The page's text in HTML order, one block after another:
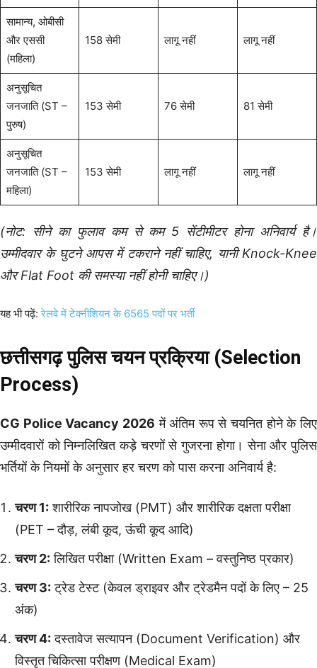
सामान्य, ओबीसी
और एससी
(महिला)
158 सेमी लागू नहीं लागू नहीं
अनुसूचित
जनजाति (ST –
पुरुष)
153 सेमी 76 सेमी 81 सेमी
अनुसूचित
जनजाति (ST –
महिला)
153 सेमी लागू नहीं लागू नहीं
(नोट: सीने का फुलाव कम से कम 5 सेंटीमीटर होना अनिवार्य है।
उम्मीदवार के घुटने आपस में टकराने नहीं चाहिए, यानी Knock-Knee
और Flat Foot की समस्या नहीं होनी चाहिए।)
यह भी पढ़ें: रेलवे में टेक्नीशियन के 6565 पदों पर भर्ती
छत्तीसगढ़ पुलिस चयन प्रक्रिया (Selection
Process)
CG Police Vacancy 2026 में अंतिम रूप से चयनित होने के लिए
उम्मीदवारों को निम्नलिखित कड़े चरणों से गुजरना होगा। सेना और पुलिस
भर्तियों के नियमों के अनुसार हर चरण को पास करना अनिवार्य है:
चरण 1: शारीरिक नापजोख (PMT) और शारीरिक दक्षता परीक्षा
(PET – दौड़, लंबी कूद, ऊंची कूद आदि)
चरण 2: लिखित परीक्षा (Written Exam – वस्तुनिष्ठ प्रकार)
चरण 3: ट्रेड टेस्ट (केवल ड्राइवर और ट्रेडमैन पदों के लिए – 25
अंक)
चरण 4: दस्तावेज सत्यापन (Document Verification) और
विस्तृत चिकित्सा परीक्षण (Medical Exam)